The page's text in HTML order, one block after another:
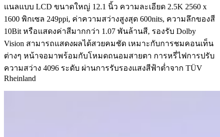
แนลแบบ LCD ขนาดใหญ่ 12.1 นิ้ว ความละเอียด 2.5K 2560 x
1600 พิกเซล 249ppi, ค่าความสว่างสูงสุด 600nits, ความลึกของสี
10Bit หรือแสดงค่าสีมากกว่า 1.07 พันล้านสี, รองรับ Dolby
Vision สามารถแสดงผลได้สวยคมชัด เหมาะกับการชมคอนเท็น
ต่างๆ หน้าจอมาพร้อมกับโหมดถนอมสายตา การหรี่ไฟการปรับ
ความสว่าง 4096 ระดับ ผ่านการรับรองแสงสีฟ้าต่ำจาก TÜV
Rheinland